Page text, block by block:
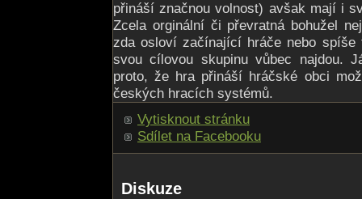
přináší značnou volnost) avšak mají i
Zcela orginální či převratná bohužel
zda osloví začínající hráče nebo
svou cílovou skupinu vůbec najdou.
proto, že hra přináší hráčské obci
českých hracích systémů.
Vytisknout stránku
Sdílet na Facebooku
Diskuze